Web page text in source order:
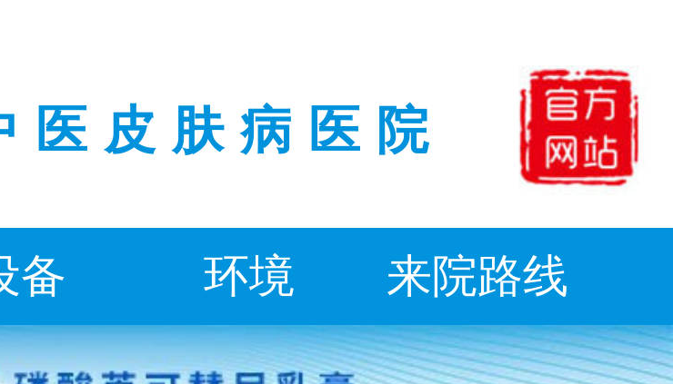
医皮肤病医院
备 环境 来院路线